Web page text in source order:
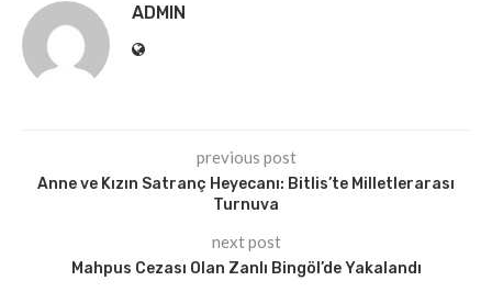
ADMIN
previous post
Anne ve Kızın Satranç Heyecanı: Bitlis’te Milletlerarası
Turnuva
next post
Mahpus Cezası Olan Zanlı Bingöl’de Yakalandı